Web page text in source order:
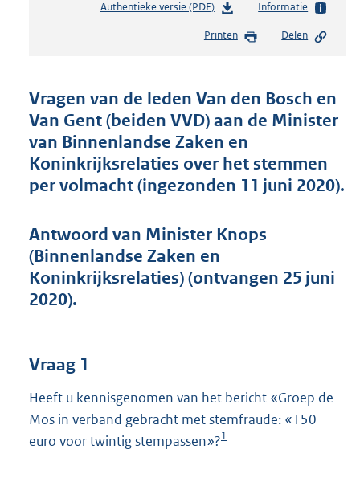
Authentieke versie (PDF)b
s
d
s
g
r
o
o
t
e
:
4
Informatie
Printen Delen
Vragen van de leden Van den Bosch en
Van Gent (beiden VVD) aan de Minister
van Binnenlandse Zaken en
Koninkrijksrelaties over het stemmen
per volmacht (ingezonden 11 juni 2020).
Antwoord van Minister Knops
(Binnenlandse Zaken en
Koninkrijksrelaties) (ontvangen 25 juni
2020).
Vraag 1
Heeft u kennisgenomen van het bericht «Groep de
Mos in verband gebracht met stemfraude: «150
euro voor twintig stempassen»?1